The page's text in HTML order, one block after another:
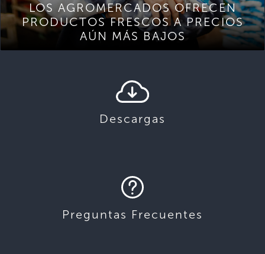
LOS AGROMERCADOS OFRECEN
PRODUCTOS FRESCOS A PRECIOS
AÚN MÁS BAJOS
Descargas
Preguntas Frecuentes